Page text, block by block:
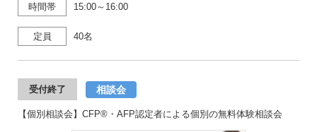
時間帯 15:00～16:00
定員 40名
受付終了 相談会
【個別相談会】CFP®・AFP認定者による個別の無料体験相談会